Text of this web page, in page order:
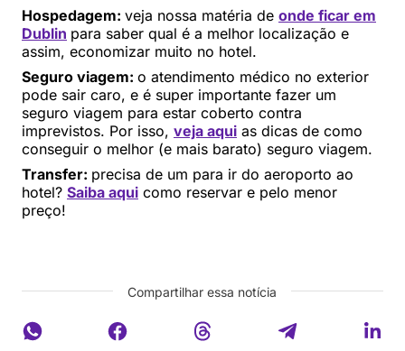
Hospedagem: veja nossa matéria de onde ficar em
Dublin para saber qual é a melhor localização e
assim, economizar muito no hotel.
Seguro viagem: o atendimento médico no exterior
pode sair caro, e é super importante fazer um
seguro viagem para estar coberto contra
imprevistos. Por isso, veja aqui as dicas de como
conseguir o melhor (e mais barato) seguro viagem.
Transfer: precisa de um para ir do aeroporto ao
hotel? Saiba aqui como reservar e pelo menor
preço!
Compartilhar essa notícia